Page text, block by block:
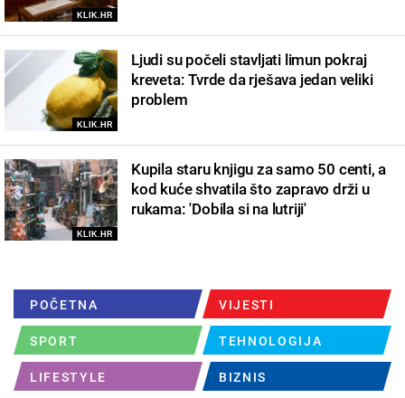
KLIK.HR
KLIK.HR
Ljudi su počeli stavljati limun pokraj
kreveta: Tvrde da rješava jedan veliki
problem
KLIK.HR
Kupila staru knjigu za samo 50 centi, a
kod kuće shvatila što zapravo drži u
rukama: 'Dobila si na lutriji'
POČETNA VIJESTI
SPORT TEHNOLOGIJA
LIFESTYLE BIZNIS